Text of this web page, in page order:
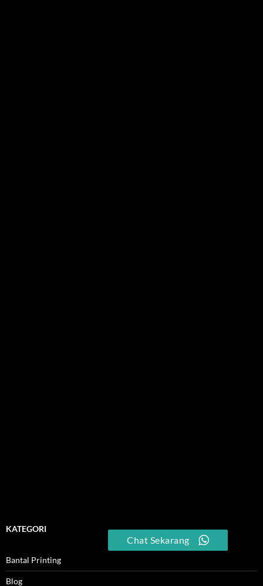
KATEGORI
Bantal Printing
Blog
Chat Sekarang